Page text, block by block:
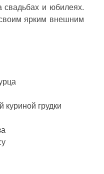
свадьбах и юбилеях.
ярким внешним
куриной грудки